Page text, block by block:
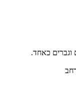
וגברים כאחד.